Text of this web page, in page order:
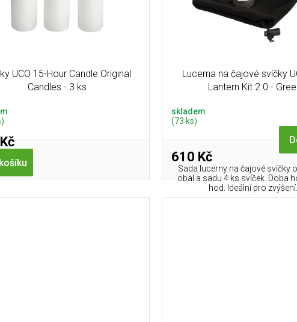
UCO 15-Hour Candle Original
Candles - 3 ks
Lucerna na čajové svíčky
Lantern Kit 2.0 -
skladem
(73 ks)
610 Kč
Sada lucerny na čajové svíčky
obal a sadu 4 ks svíček. Doba
hod. Ideální pro